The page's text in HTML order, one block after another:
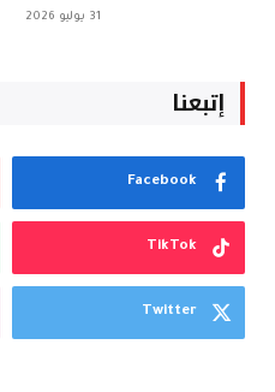
31 يوليو 2026
إتبعنا
Facebook
TikTok
Twitter